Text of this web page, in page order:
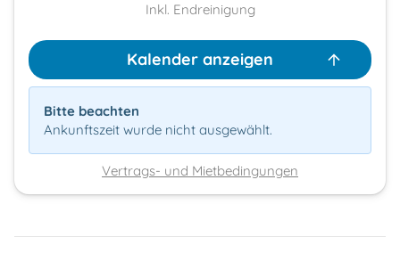
Inkl. Endreinigung
Kalender anzeigen
Bitte beachten
Ankunftszeit wurde nicht ausgewählt.
Vertrags- und Mietbedingungen